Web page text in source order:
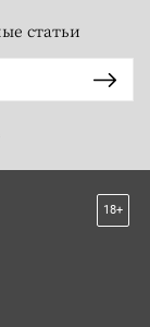
статьи
18+